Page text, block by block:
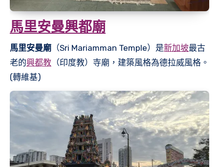
馬里安曼興都廟
馬里安曼廟 （Sri Mariamman Temple）是新加坡最古
老的興都教 （印度教）寺廟，建築風格為德拉威風格。
(轉維基)